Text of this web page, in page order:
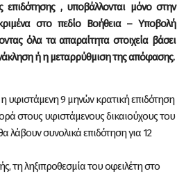
, υποβάλλονται μόνο στην
στο πεδίο Βοήθεια – Υποβολή
όλα τα απαραίτητα στοιχεία βάσει
ή η μεταρρύθμιση της απόφασης.
η υφιστάμενη 9 μηνών κρατική επιδότηση
στους υφιστάμενους δικαιούχους του
λάβουν συνολικά επιδότηση για 12
τη ληξιπροθεσμία του οφειλέτη στο